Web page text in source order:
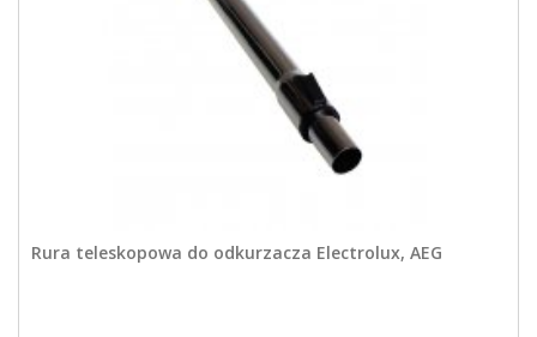
Rura teleskopowa do odkurzacza Electrolux, AEG